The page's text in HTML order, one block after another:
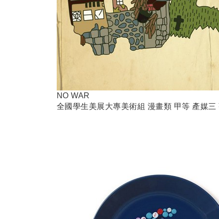
NO WAR
全國學生美展大專美術組 漫畫類 甲等 產媒三